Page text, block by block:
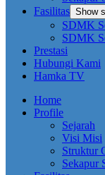
Fasilitas Show
SDMK
SDMK
Prestasi
Hubungi Kami
Hamka TV
Home
Profile
Sejarah
Visi Misi
Struktur
Sekapur